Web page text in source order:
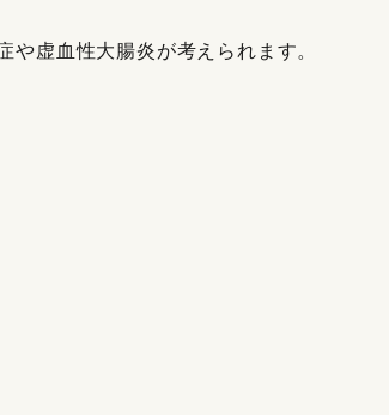
や虚血性大腸炎が考えられます。